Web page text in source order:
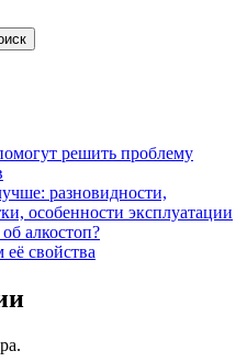
решить проблему
разновидности,
особенности эксплуатации
алкостоп?
свойства